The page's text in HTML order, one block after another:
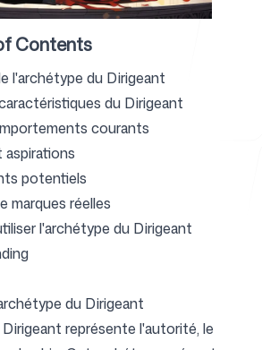
Contents
l'archétype du Dirigeant
du Dirigeant
courants
potentiels
marques réelles
l'archétype du Dirigeant
du Dirigeant
représente l'autorité, le